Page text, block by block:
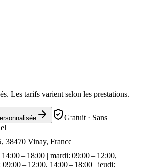
Les tarifs varient selon les prestations.
Gratuit · Sans
38470 Vinay, France
– 18:00 | mardi: 09:00 – 12:00,
09:00 – 12:00, 14:00 – 18:00 | jeudi: